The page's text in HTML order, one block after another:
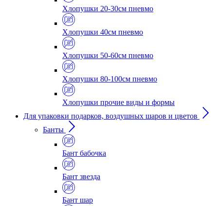
Хлопушки 20-30см пневмо
Хлопушки 40см пневмо
Хлопушки 50-60см пневмо
Хлопушки 80-100см пневмо
Хлопушки прочие виды и формы
Для упаковки подарков, воздушных шаров и цветов
Банты
Бант бабочка
Бант звезда
Бант шар